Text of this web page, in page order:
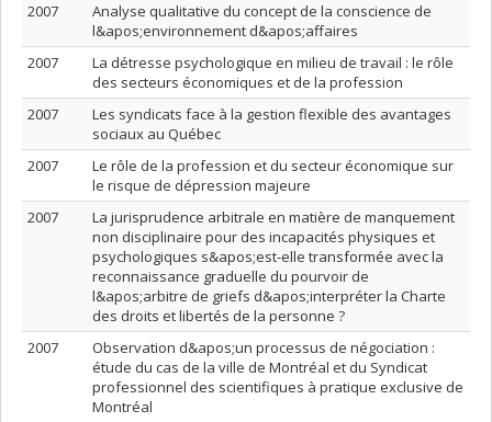
2007
Analyse qualitative du concept de la conscience de
l&apos;environnement d&apos;affaires
2007
La détresse psychologique en milieu de travail : le rôle
des secteurs économiques et de la profession
2007
Les syndicats face à la gestion flexible des avantages
sociaux au Québec
2007
Le rôle de la profession et du secteur économique sur
le risque de dépression majeure
2007
La jurisprudence arbitrale en matière de manquement
non disciplinaire pour des incapacités physiques et
psychologiques s&apos;est-elle transformée avec la
reconnaissance graduelle du pourvoir de
l&apos;arbitre de griefs d&apos;interpréter la Charte
des droits et libertés de la personne ?
2007
Observation d&apos;un processus de négociation :
étude du cas de la ville de Montréal et du Syndicat
professionnel des scientifiques à pratique exclusive de
Montréal